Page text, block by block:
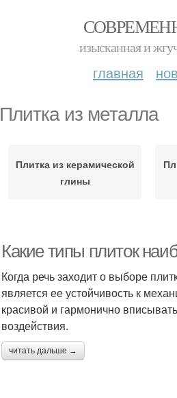
изысканная и
главная
Плитка из металла
Плитка из керамической
глины
Какие типы плиток
Когда речь заходит о выборе
является ее устойчивость к
красивой и гармонично
воздействия.
читать дальше →